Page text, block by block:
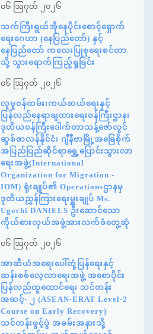
၀၆ ဩဂုတ် ၂၀၂၆
သက်ကြီးရွယ်အိုနေပိုင်းစောင့်ရှောက်
ရေးဂေဟာ (နေပြည်တော်) နှင့်
နေပြည်တော် ကလေးပြုစုရေးစင်တာ
သို့ သွားရောက်ကြည့်ရှုခြင်း
၀၆ ဩဂုတ် ၂၀၂၆
လူမှုဝန်ထမ်း၊ကယ်ဆယ်ရေးနှင့်
ပြန်လည်နေရာချထားရေးဝန်ကြီးဌာန၊
ဒုတိယဝန်ကြီးဒေါက်တာသန့်ဇော်လွင်
ဆွစ်ဇာလန်နိုင်ငံ၊ ဂျီနီဗာမြို့အခြေစိုက်
အပြည်ပြည်ဆိုင်ရာရွှေ့ပြောင်းသွားလာ
ရေးအဖွဲ့(International
Organization for Migration -
IOM) ရုံးချုပ်၏ Operationsဌာနမှ
ဒုတိယညွှန်ကြားရေးမှူးချုပ် Ms.
Ugochi DANIELS ဦးဆောင်သော
ကိုယ်စားလှယ်အဖွဲ့အားလက်ခံတွေ့ဆုံ
၀၆ ဩဂုတ် ၂၀၂၆
အာဆီယံအရေးပေါ်တုံ့ပြန်ရေးနှင့်
ဆန်းစစ်လေ့လာရေးအဖွဲ့ အစောပိုင်း
ပြန်လည်ထူထောင်ရေး သင်တန်း
အဆင့်- ၂ (ASEAN-ERAT Level-2
Course on Early Recovery)
သင်တန်းဖွင့်ပွဲ အခမ်းအနားသို့